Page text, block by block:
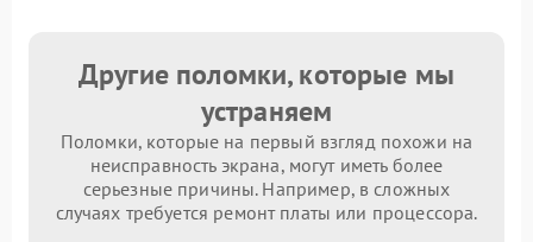
Другие поломки, которые мы
устраняем
Поломки, которые на первый взгляд похожи на
неисправность экрана, могут иметь более
серьезные причины. Например, в сложных
случаях требуется ремонт платы или процессора.